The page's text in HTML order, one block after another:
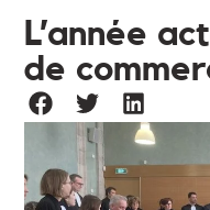
L’année
de